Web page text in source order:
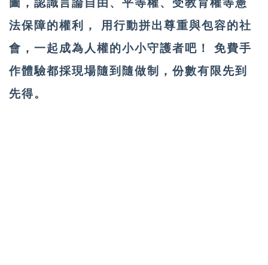
法保障的權利， 用行動拼出尊重與包容的社
會，一起成為人權的小小守護者吧！ 免費手
作體驗都採現場隨到隨做制，份數有限先到
先得。